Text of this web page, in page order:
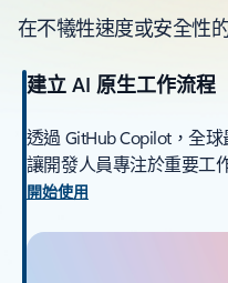
在不犧牲速度或安全性
建立 AI 原生工作流程
透過 GitHub Copilot，全
讓開發人員專注於重要工
開始使用